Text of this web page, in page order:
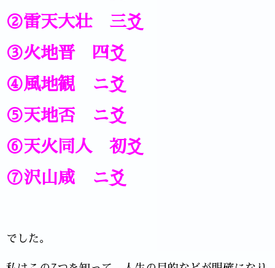
②雷天大壮 三爻
③火地晋 四爻
④風地観 ニ爻
⑤天地否 ニ爻
⑥天火同人 初爻
⑦沢山咸 ニ爻
でした。